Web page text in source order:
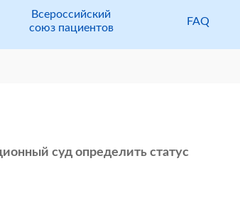
Всероссийский
союз пациентов
FAQ
суд определить статус